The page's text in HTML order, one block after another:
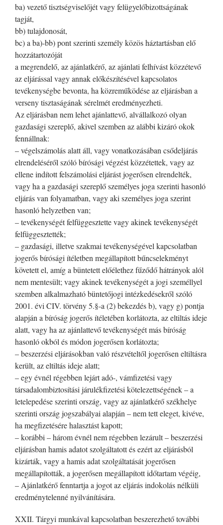
ba) vezető tisztségviselőjét vagy felügyelőbizottságának
tagját,
bb) tulajdonosát,
bc) a ba)-bb) pont szerinti személy közös háztartásban elő
hozzátartozóját
a megrendelő, az ajánlatkérő, az ajánlati felhívást közzétevő
az eljárással vagy annak előkészítésével kapcsolatos
tevékenységbe bevonta, ha közreműködése az eljárásban a
verseny tisztaságának sérelmét eredményezheti.
Az eljárásban nem lehet ajánlattevő, alvállalkozó olyan
gazdasági szereplő, akivel szemben az alábbi kizáró okok
fennállnak:
– végelszámolás alatt áll, vagy vonatkozásában csődeljárás
elrendeléséről szóló bírósági végzést közzétettek, vagy az
ellene indított felszámolási eljárást jogerősen elrendelték,
vagy ha a gazdasági szereplő személyes joga szerinti hasonló
eljárás van folyamatban, vagy aki személyes joga szerint
hasonló helyzetben van;
– tevékenységét felfüggesztette vagy akinek tevékenységét
felfüggesztették;
– gazdasági, illetve szakmai tevékenységével kapcsolatban
jogerős bírósági ítéletben megállapított bűncselekményt
követett el, amíg a büntetett előélethez fűződő hátrányok alól
nem mentesült; vagy akinek tevékenységét a jogi személlyel
szemben alkalmazható büntetőjogi intézkedésekről szóló
2001. évi CIV. törvény 5.§-a (2) bekezdés b), vagy g) pontja
alapján a bíróság jogerős ítéletében korlátozta, az eltiltás ideje
alatt, vagy ha az ajánlattevő tevékenységét más bíróság
hasonló okból és módon jogerősen korlátozta;
– beszerzési eljárásokban való részvételtől jogerősen eltiltásra
került, az eltiltás ideje alatt;
– egy évnél régebben lejárt adó-, vámfizetési vagy
társadalombiztosítási járulékfizetési kötelezettségének – a
letelepedése szerinti ország, vagy az ajánlatkérő székhelye
szerinti ország jogszabályai alapján – nem tett eleget, kivéve,
ha megfizetésére halasztást kapott;
– korábbi – három évnél nem régebben lezárult – beszerzési
eljárásban hamis adatot szolgáltatott és ezért az eljárásból
kizárták, vagy a hamis adat szolgáltatását jogerősen
megállapították, a jogerősen megállapított időtartam végéig,
– Ajánlatkérő fenntartja a jogot az eljárás indokolás nélküli
eredménytelenné nyilvánítására.
XXII. Tárgyi munkával kapcsolatban beszerezhető további